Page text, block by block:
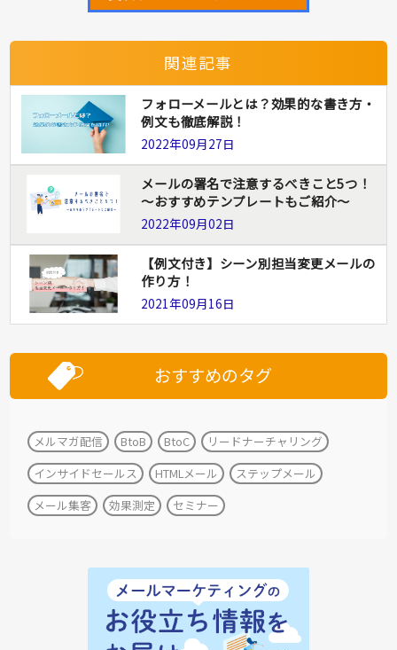
関連記事
フォローメールとは？効果的な書き方・
例文も徹底解説！
2022年09月27日
メールの署名で注意するべきこと5つ！
～おすすめテンプレートもご紹介～
2022年09月02日
【例文付き】シーン別担当変更メールの
作り方！
2021年09月16日
おすすめのタグ
メルマガ配信 BtoB BtoC
リードナーチャリング
インサイドセールス
HTMLメール
ステップメール
メール集客
効果測定 セミナー